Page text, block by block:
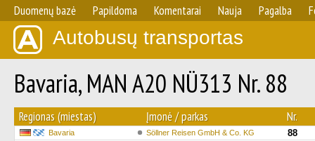
Duomenų bazė Papildoma Komentarai Nauja Pagalba
Autobusų transportas
Bavaria, MAN A20 NÜ313 Nr. 88
Regionas (miestas) Įmonė / parkas Nr.
Bavaria Söllner Reisen GmbH & Co. KG 88